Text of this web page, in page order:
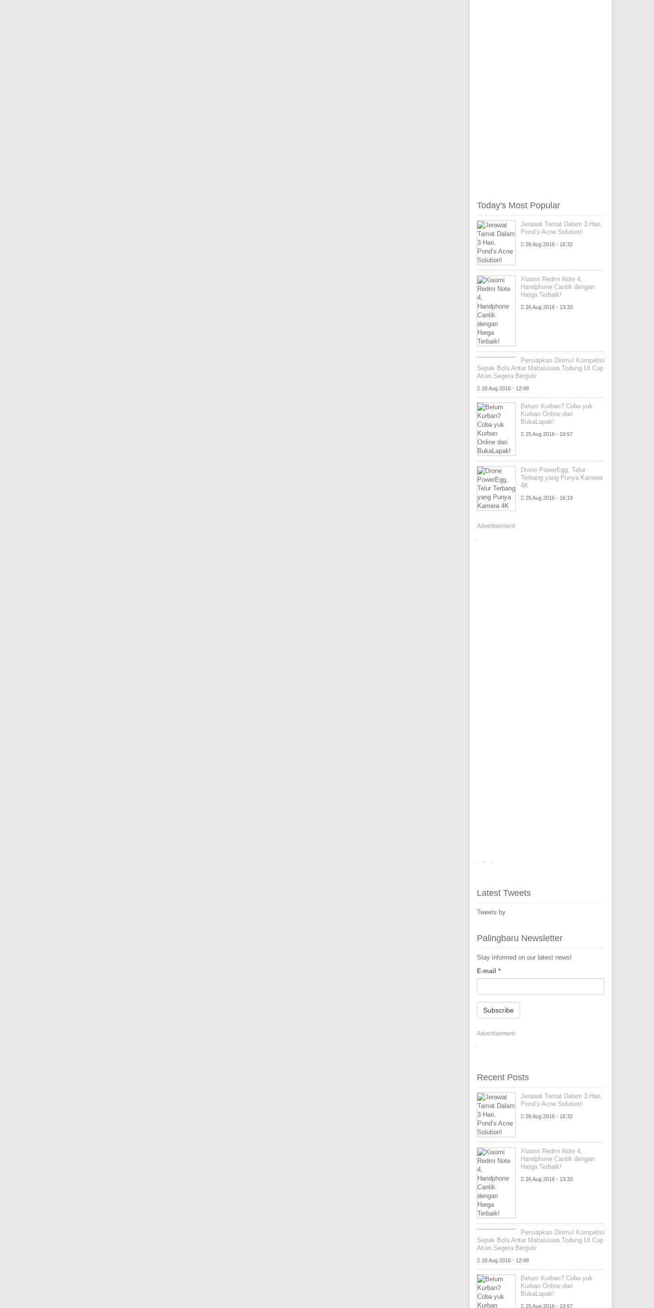
Today's Most Popular
Jerawat Tamat Dalam 3 Hari,
Pond’s Acne Solution!
26 Aug 2016 - 16:32
Xiaomi Redmi Note 4,
Handphone Cantik dengan
Harga Terbaik!
26 Aug 2016 - 13:33
Persiapkan Dirimu! Kompetisi
Sepak Bola Antar Mahasiswa Todung UI Cup
Akan Segera Bergulir
26 Aug 2016 - 12:48
Belum Kurban? Coba yuk
Kurban Online dari
BukaLapak!
25 Aug 2016 - 19:57
Drone PowerEgg, Telur
Terbang yang Punya Kamera
4K
25 Aug 2016 - 16:19
Advertisement
Latest Tweets
Tweets by
Palingbaru Newsletter
Stay informed on our latest news!
E-mail *
Subscribe
Advertisement
Recent Posts
Jerawat Tamat Dalam 3 Hari,
Pond’s Acne Solution!
26 Aug 2016 - 16:32
Xiaomi Redmi Note 4,
Handphone Cantik dengan
Harga Terbaik!
26 Aug 2016 - 13:33
Persiapkan Dirimu! Kompetisi
Sepak Bola Antar Mahasiswa Todung UI Cup
Akan Segera Bergulir
26 Aug 2016 - 12:48
Belum Kurban? Coba yuk
Kurban Online dari
BukaLapak!
25 Aug 2016 - 19:57